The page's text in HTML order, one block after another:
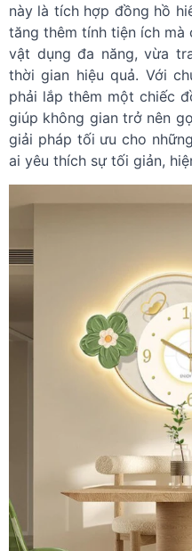
này là tích hợp đồng hồ
tăng thêm tính tiện ích
vật dụng đa năng, vừa
thời gian hiệu quả. Với
phải lắp thêm một chiếc
giúp không gian trở nên
giải pháp tối ưu cho
ai yêu thích sự tối giản,